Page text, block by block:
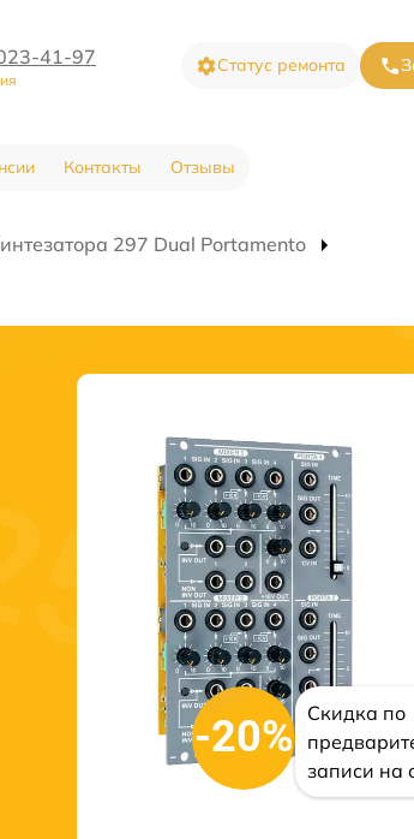
41-97 Статус ремонта
Контакты Отзывы
297 Dual Portamento
-20%
Скидка по
записи на